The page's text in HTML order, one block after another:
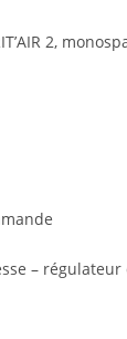
2,
– régulateur